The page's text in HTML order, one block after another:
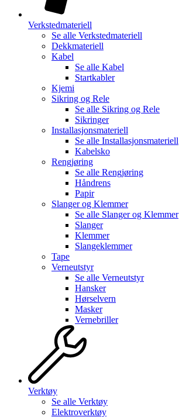
Verkstedmateriell
Se alle Verkstedmateriell
Dekkmateriell
Kabel
Se alle Kabel
Startkabler
Kjemi
Sikring og Rele
Se alle Sikring og Rele
Sikringer
Installasjonsmateriell
Se alle Installasjonsmateriell
Kabelsko
Rengjøring
Se alle Rengjøring
Håndrens
Papir
Slanger og Klemmer
Se alle Slanger og Klemmer
Slanger
Klemmer
Slangeklemmer
Tape
Verneutstyr
Se alle Verneutstyr
Hansker
Hørselvern
Masker
Vernebriller
Verktøy
Se alle Verktøy
Elektroverktøy